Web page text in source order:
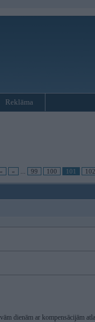
Reklāma
« 99 100 101 102
dienām ar kompensācijām